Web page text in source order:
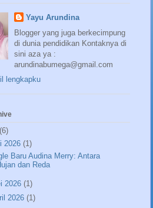
Yayu Arundina
Blogger yang juga berkecimpung
di dunia pendidikan Kontaknya di
sini aza ya :
arundinabumega@gmail.com
lengkapku
(6)
2026 (1)
Baru Audina Merry: Antara
dan Reda
2026 (1)
2026 (1)